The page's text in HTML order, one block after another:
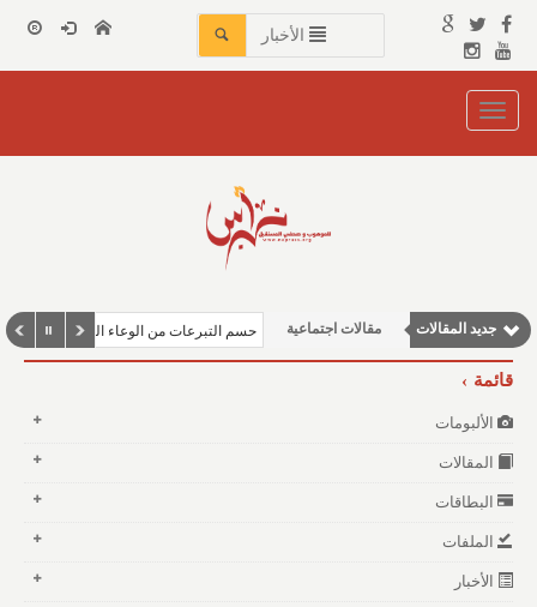
الأخبار
Toggle
navigation
جديد المقالات مقالات اجتماعية
مقالات علمية
حسم التبرعات من الوعاء الزكوي
قائمة
الألبومات
المقالات
البطاقات
الملفات
الأخبار